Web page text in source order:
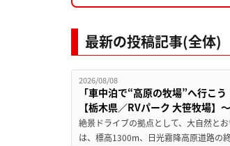
最新の投稿記事(全体)
2026/08/08
「車中泊で“高原の牧場”へ行こ
【栃木県／RVパーク 大笹牧場
絶景ドライブの拠点として、大自然と
は、標高1300m、日光霧降高原道路の